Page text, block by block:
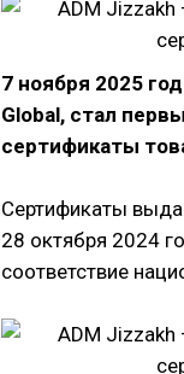
7 ноября 2025
Global, стал
сертификаты
Сертификаты
28 октября 2024
соответствие